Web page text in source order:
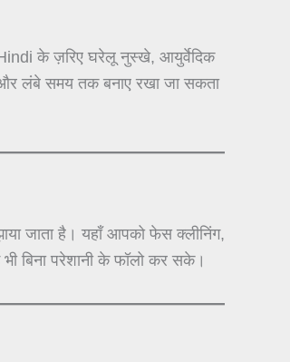
के ज़रिए घरेलू नुस्खे, आयुर्वेदिक
और लंबे समय तक बनाए रखा जा सकता
जाता है। यहाँ आपको फेस क्लीनिंग,
बिना परेशानी के फॉलो कर सके।